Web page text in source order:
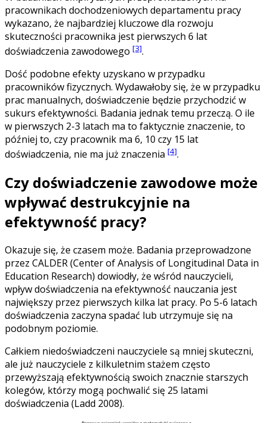
pracownikach dochodzeniowych departamentu pracy
wykazano, że najbardziej kluczowe dla rozwoju
skuteczności pracownika jest pierwszych 6 lat
doświadczenia zawodowego [3].
Dość podobne efekty uzyskano w przypadku
pracowników fizycznych. Wydawałoby się, że w przypadku
prac manualnych, doświadczenie będzie przychodzić w
sukurs efektywności. Badania jednak temu przeczą. O ile
w pierwszych 2-3 latach ma to faktycznie znaczenie, to
później to, czy pracownik ma 6, 10 czy 15 lat
doświadczenia, nie ma już znaczenia [4].
Czy doświadczenie zawodowe może
wpływać destrukcyjnie na
efektywność pracy?
Okazuje się, że czasem może. Badania przeprowadzone
przez CALDER (Center of Analysis of Longitudinal Data in
Education Research) dowiodły, że wśród nauczycieli,
wpływ doświadczenia na efektywność nauczania jest
największy przez pierwszych kilka lat pracy. Po 5-6 latach
doświadczenia zaczyna spadać lub utrzymuje się na
podobnym poziomie.
Całkiem niedoświadczeni nauczyciele są mniej skuteczni,
ale już nauczyciele z kilkuletnim stażem często
przewyższają efektywnością swoich znacznie starszych
kolegów, którzy mogą pochwalić się 25 latami
doświadczenia (Ladd 2008).